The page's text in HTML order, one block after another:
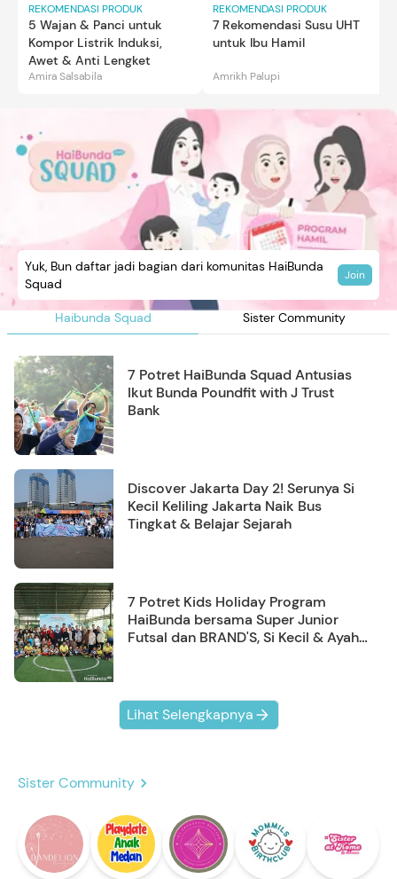
REKOMENDASI PRODUK
5 Wajan & Panci untuk
Kompor Listrik Induksi,
Awet & Anti Lengket
Amira Salsabila
REKOMENDASI PRODUK
7 Rekomendasi Susu UHT
untuk Ibu Hamil
Amrikh Palupi
Haibunda Squad Sister Community
Yuk, Bun daftar jadi bagian dari komunitas HaiBunda
Squad
Join
7 Potret HaiBunda Squad Antusias
Ikut Bunda Poundfit with J Trust
Bank
Discover Jakarta Day 2! Serunya Si
Kecil Keliling Jakarta Naik Bus
Tingkat & Belajar Sejarah
7 Potret Kids Holiday Program
HaiBunda bersama Super Junior
Futsal dan BRAND'S, Si Kecil & Ayah
Lihat Selengkapnya
Sister Community